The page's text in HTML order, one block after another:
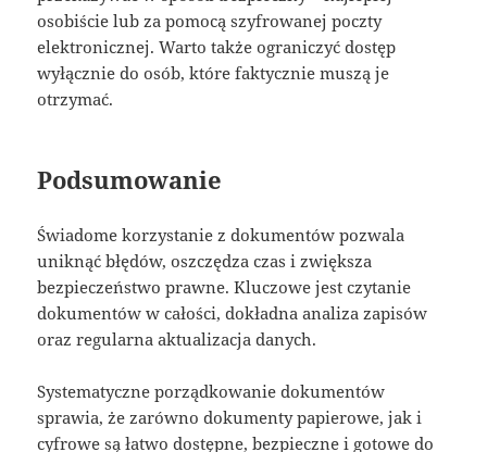
osobiście lub za pomocą szyfrowanej poczty
elektronicznej. Warto także ograniczyć dostęp
wyłącznie do osób, które faktycznie muszą je
otrzymać.
Podsumowanie
Świadome korzystanie z dokumentów pozwala
uniknąć błędów, oszczędza czas i zwiększa
bezpieczeństwo prawne. Kluczowe jest czytanie
dokumentów w całości, dokładna analiza zapisów
oraz regularna aktualizacja danych.
Systematyczne porządkowanie dokumentów
sprawia, że zarówno dokumenty papierowe, jak i
cyfrowe są łatwo dostępne, bezpieczne i gotowe do